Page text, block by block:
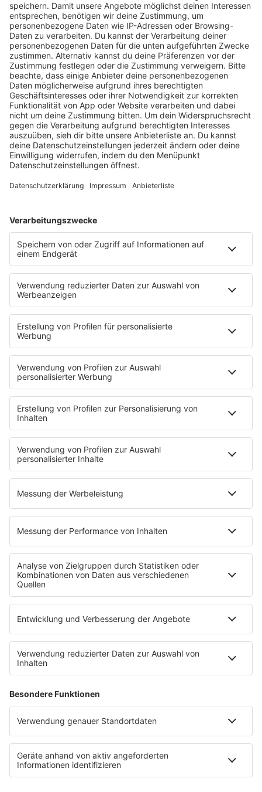
HOME
RADIOS
barba radio
Lagerfeuer
Füße hoch
Schmusekatze
Song Contest
Mädelsabend
Ich hasse Sport
Sonntag Morgen
Strandbar
Putzfimmel
Deutschpop
Deutsche Liebeslieder
PODCASTS
Mit den Waffeln einer Frau
Frühstück bei Barbara
Brave & One
NotAufnahme
"Bewerbung und Karriere"
Aber bitte mit Schlager
Erdbeerkäse
Fitness mit M.A.R.K
Glück in Worten
Todesursache
Niemand muss ein Promi sein
PROGRAMM
Mit den Waffeln einer Frau
SERVICE
Empfang
barba radio App
Impressum
Datenschutz
Datenschutz Facebook & Instagram
Datenschutzeinstellungen
Clubbedingungen
Werbung schalten
Waffel-Werbepartner
80s80s.de
90s90s.de
1deutsch.de